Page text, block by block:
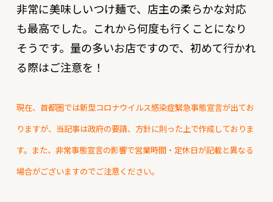
非常に美味しいつけ麺で、店主の柔らかな対応
も最高でした。これから何度も行くことになり
そうです。量の多いお店ですので、初めて行かれ
る際はご注意を！
現在、首都圏では新型コロナウイルス感染症緊急事態宣言が出てお
りますが、当記事は政府の要請、方針に則った上で作成しておりま
す。また、非常事態宣言の影響で営業時間・定休日が記載と異なる
場合がございますのでご注意ください。